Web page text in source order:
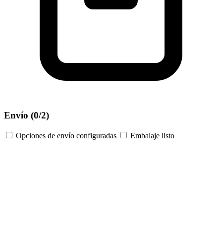
Envío (0/2)
Opciones de envío configuradas Embalaje listo